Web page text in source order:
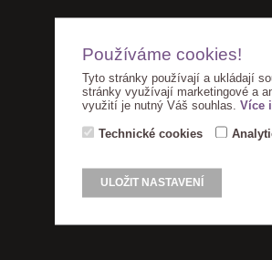
Používáme cookies!
Tyto stránky používají a ukládají
stránky využívají marketingové a
využití je nutný Váš souhlas. Více
Technické cookies
ULOŽIT NASTAVENÍ